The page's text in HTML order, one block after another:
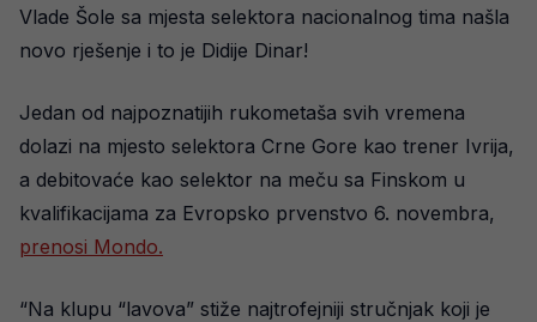
Vlade Šole sa mjesta selektora nacionalnog tima našla
novo rješenje i to je Didije Dinar!
Jedan od najpoznatijih rukometaša svih vremena
dolazi na mjesto selektora Crne Gore kao trener Ivrija,
a debitovaće kao selektor na meču sa Finskom u
kvalifikacijama za Evropsko prvenstvo 6. novembra,
prenosi Mondo.
“Na klupu “lavova” stiže najtrofejniji stručnjak koji je